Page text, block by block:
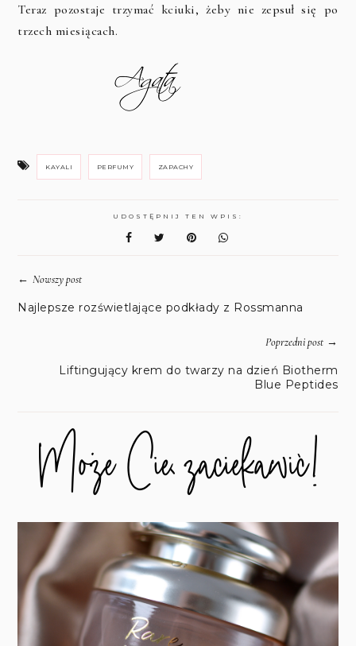
Teraz pozostaje trzymać kciuki, żeby nie zepsuł się po
trzech miesiącach.
KAYALI PERFUMY ZAPACHY
UDOSTĘPNIJ TEN WPIS:
←Nowszy post
Najlepsze rozświetlające podkłady z Rossmanna
Poprzedni post→
Liftingujący krem do twarzy na dzień Biotherm
Blue Peptides